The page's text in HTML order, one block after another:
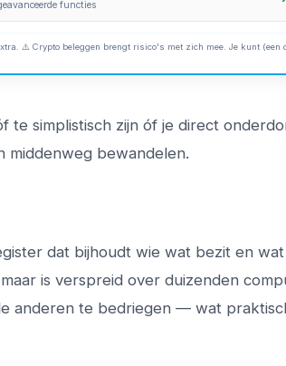
functies
⚠️ Crypto beleggen brengt risico's met zich mee. Je kunt (een
te simplistisch zijn óf je direct
bewandelen.
dat bijhoudt wie wat bezit en wat
is verspreid over duizenden
anderen te bedriegen — wat